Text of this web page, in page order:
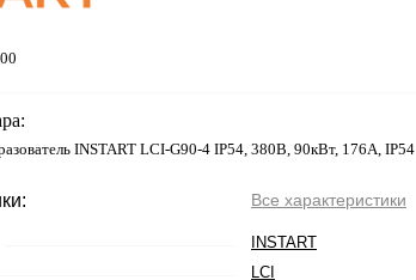
INSTART LCI-G90-4 IP54, 380В, 90кВт, 176А, IP54
Все характеристики
INSTART
LCI